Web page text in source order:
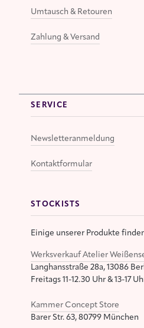
Umtausch & Retouren
Zahlung & Versand
SERVICE
Newsletteranmeldung
Kontaktformular
STOCKISTS
Einige unserer Produkte
Werksverkauf Atelier
Langhansstraße 28a, 13086
Freitags 11-12.30 Uhr & 13-17
Kammer Concept Store
Barer Str. 63, 80799 München